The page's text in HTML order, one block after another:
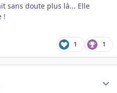
sans doute plus là... Elle
!
1 1